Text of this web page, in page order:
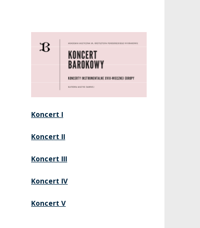
Koncert I
Koncert II
Koncert III
Koncert IV
Koncert V